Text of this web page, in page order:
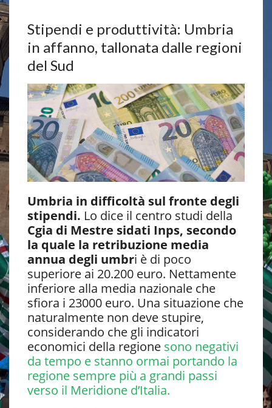
Stipendi e produttività: Umbria
in affanno, tallonata dalle regioni
del Sud
Umbria in difficoltà sul fronte degli
stipendi. Lo dice il centro studi della
Cgia di Mestre sidati Inps, secondo
la quale la retribuzione media
annua degli umbri è di poco
superiore ai 20.200 euro. Nettamente
inferiore alla media nazionale che
sfiora i 23000 euro. Una situazione che
naturalmente non deve stupire,
considerando che gli indicatori
economici della regione sono negativi
da tempo e stanno ormai portando la
regione sempre più a grandi passi
verso il Meridione d’Italia.